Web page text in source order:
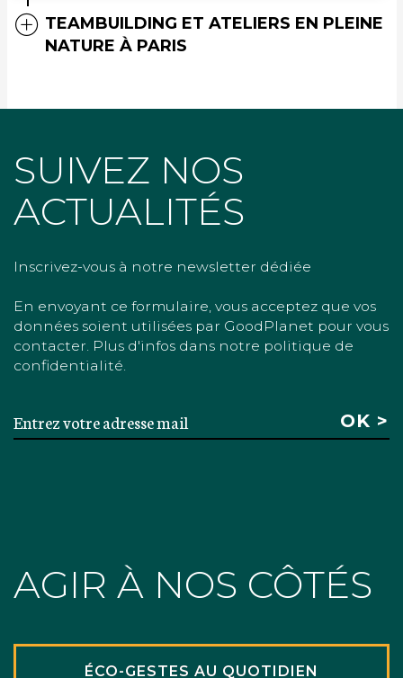
TEAMBUILDING ET ATELIERS EN PLEINE
NATURE À PARIS
SUIVEZ NOS
ACTUALITÉS
Inscrivez-vous à notre newsletter dédiée
En envoyant ce formulaire, vous acceptez que vos
données soient utilisées par GoodPlanet pour vous
contacter. Plus d'infos dans notre politique de
confidentialité.
AGIR À NOS CÔTÉS
ÉCO-GESTES AU QUOTIDIEN